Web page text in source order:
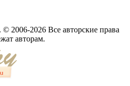
2006-2026 Все авторские права
авторам.